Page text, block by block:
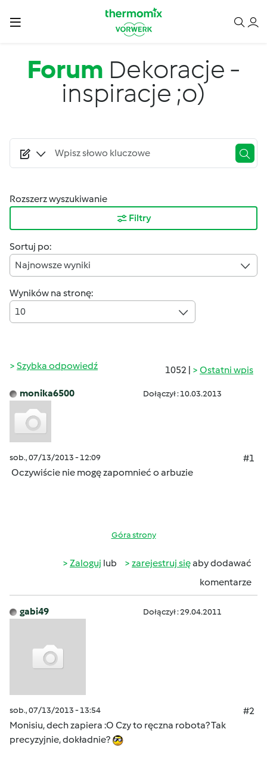
Forum Dekoracje -
inspiracje ;o)
Rozszerz wyszukiwanie
Filtry
Sortuj po:
Najnowsze wyniki
Wyników na stronę:
10
1052 | Ostatni wpis
Szybka odpowiedź
monika6500 Dołączył : 10.03.2013
sob., 07/13/2013 - 12:09
#1
Oczywiście nie mogę zapomnieć o arbuzie
Góra strony
Zaloguj lub zarejestruj sięaby dodawać
komentarze
gabi49 Dołączył : 29.04.2011
sob., 07/13/2013 - 13:54
#2
Monisiu, dech zapiera :O Czy to ręczna robota? Tak
precyzyjnie, dokładnie?